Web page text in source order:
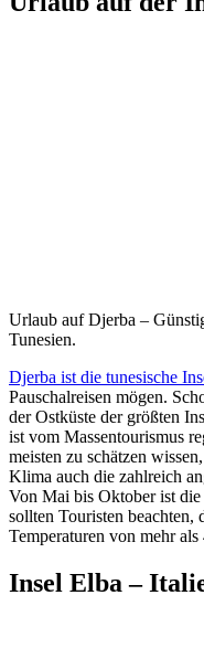
Urlaub auf Djerba –
Tunesien.
Djerba ist die tunesische
Pauschalreisen mögen.
der Ostküste der größten
ist vom Massentourismus
meisten zu schätzen
Klima auch die zahlreich
Von Mai bis Oktober ist
sollten Touristen beachten,
Temperaturen von mehr
Insel Elba –